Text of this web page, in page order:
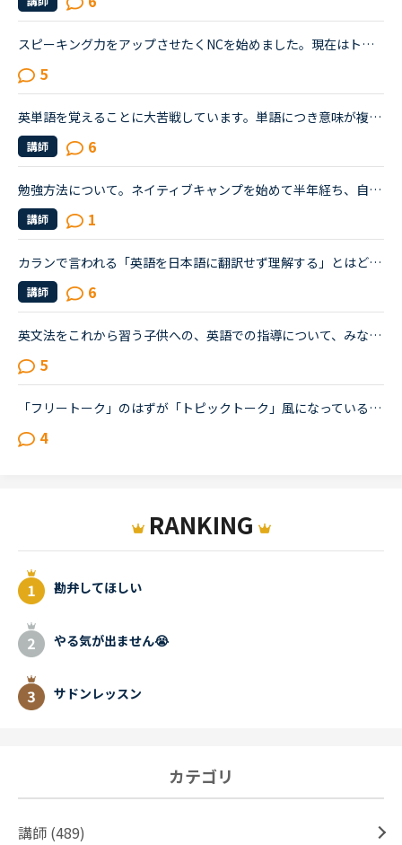
スピーキング力をアップさせたくNCを始めました。現在はトピックトークを中心にレッスンを受けています。予習なしでは話せる気がしないので、レッスン前に一通り教材に目を通し、何をどう話すか考えています。が...
5
英単語を覚えることに大苦戦しています。単語につき意味が複数個あり、全て覚える必要はないというのは理解しています。単語の意味を1つ覚えてそこからイメージすることが大事だと聞きましたが、それでは対応でき...
講師 6
勉強方法について。ネイティブキャンプを始めて半年経ち、自分の話しやすい話題やある程度必要とされる会話は出来るようになりました。日本人講師を含め数人の先生からは君のスキルはgood enough、じゅうぶんコミ...
講師 1
カランで言われる「英語を日本語に翻訳せず理解する」とはどういうことですか？私自身はカラン1からはじめ、今はカラン5に入ったところです。聞きたいのは●英語のまま理解できているのか？日本語に翻訳してしまっ...
講師 6
英文法をこれから習う子供への、英語での指導について、みなさん、どう思われますか？私は、説明そのものを英語で行うのは、少なくとも中学校の文法の範囲が一通り終わらないと、なかなか厳しいのではないかと思...
5
「フリートーク」のはずが「トピックトーク」風になっているレッスン最近感じるのですが、フリートークをトピックトークのような内容で推し進める講師が多いと感じます。(自分が今まで気がつかなかったからであっ...
4
RANKING
勘弁してほしい
やる気が出ません😭
サドンレッスン
カテゴリ
講師 (489)